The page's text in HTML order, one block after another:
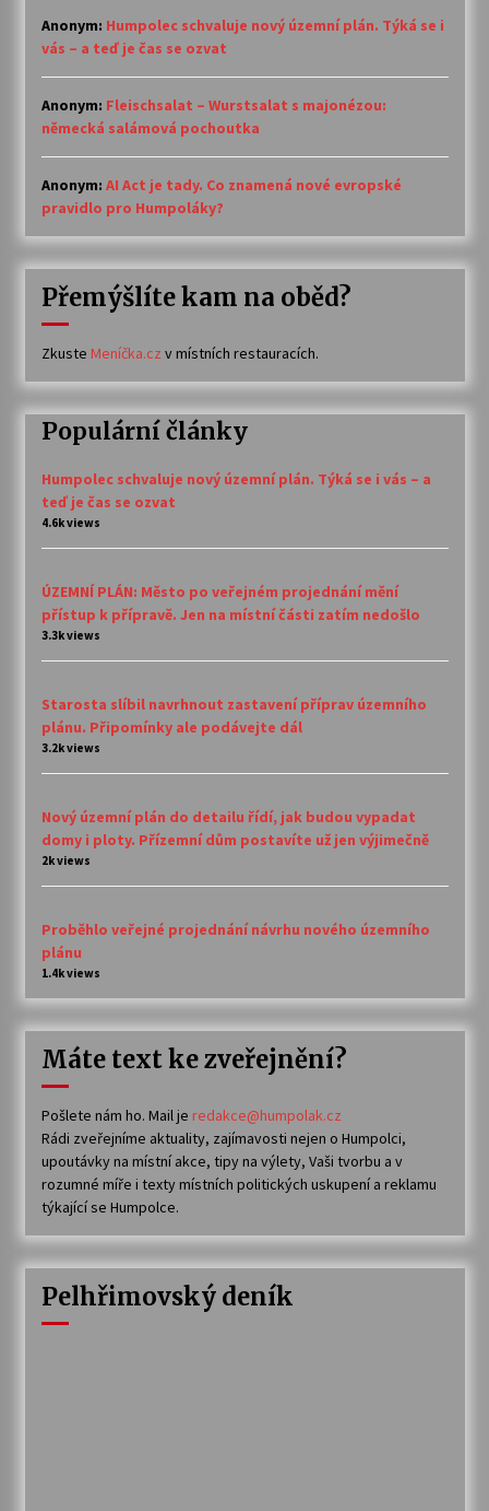
Anonym: Humpolec schvaluje nový územní plán. Týká se i
vás – a teď je čas se ozvat
Anonym: Fleischsalat – Wurstsalat s majonézou:
německá salámová pochoutka
Anonym: AI Act je tady. Co znamená nové evropské
pravidlo pro Humpoláky?
Přemýšlíte kam na oběd?
Zkuste Meníčka.cz v místních restauracích.
Populární články
Humpolec schvaluje nový územní plán. Týká se i vás – a
teď je čas se ozvat
4.6k views
ÚZEMNÍ PLÁN: Město po veřejném projednání mění
přístup k přípravě. Jen na místní části zatím nedošlo
3.3k views
Starosta slíbil navrhnout zastavení příprav územního
plánu. Připomínky ale podávejte dál
3.2k views
Nový územní plán do detailu řídí, jak budou vypadat
domy i ploty. Přízemní dům postavíte už jen výjimečně
2k views
Proběhlo veřejné projednání návrhu nového územního
plánu
1.4k views
Máte text ke zveřejnění?
Pošlete nám ho. Mail je redakce@humpolak.cz
Rádi zveřejníme aktuality, zajímavosti nejen o Humpolci,
upoutávky na místní akce, tipy na výlety, Vaši tvorbu a v
rozumné míře i texty místních politických uskupení a reklamu
týkající se Humpolce.
Pelhřimovský deník